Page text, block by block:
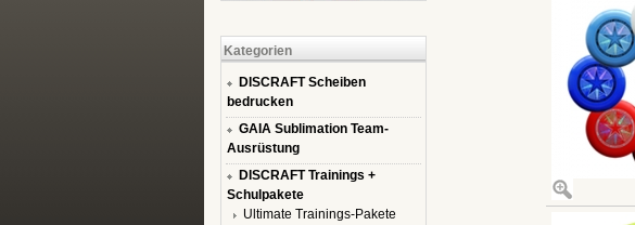
Kategorien
DISCRAFT Scheiben
bedrucken
GAIA Sublimation Team-
Ausrüstung
DISCRAFT Trainings +
Schulpakete
Ultimate Trainings-Pakete